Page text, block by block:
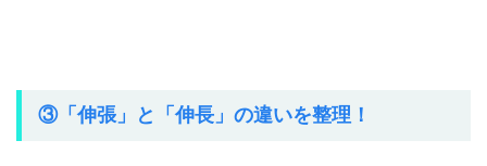
③「伸張」と「伸長」の違いを整理！